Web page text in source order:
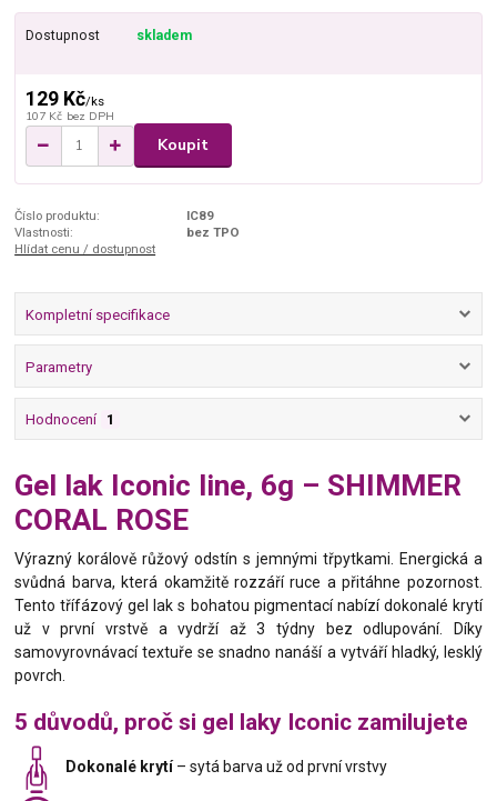
Dostupnost skladem
129 Kč/ks
107 Kč bez DPH
Koupit
Číslo produktu:
IC89
Vlastnosti:
bez TPO
Hlídat cenu / dostupnost
Kompletní specifikace
Parametry
Hodnocení 1
Gel lak Iconic line, 6g – SHIMMER
CORAL ROSE
Výrazný korálově růžový odstín s jemnými třpytkami. Energická a
svůdná barva, která okamžitě rozzáří ruce a přitáhne pozornost.
Tento třífázový gel lak s bohatou pigmentací nabízí dokonalé krytí
už v první vrstvě a vydrží až 3 týdny bez odlupování. Díky
samovyrovnávací textuře se snadno nanáší a vytváří hladký, lesklý
povrch.
5 důvodů, proč si gel laky Iconic zamilujete
Dokonalé krytí– sytá barva už od první vrstvy